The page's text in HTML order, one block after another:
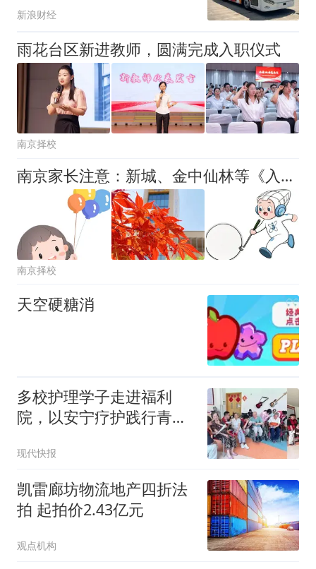
新浪财经
雨花台区新进教师，圆满完成入职仪式
南京择校
南京家长注意：新城、金中仙林等《入学通知书》领取公告（第二弹）！
南京择校
天空硬糖消
多校护理学子走进福利
院，以安宁疗护践行青年
现代快报
凯雷廊坊物流地产四折法
拍 起拍价2.43亿元
观点机构